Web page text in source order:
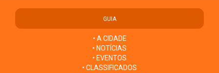
GUIA
• A CIDADE
• NOTÍCIAS
• EVENTOS
• CLASSIFICADOS